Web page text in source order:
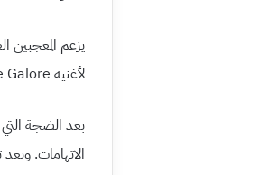
يزعم المعجبين
لأغنية Love Galore للمغنية الأمريكية SZA. لكن لاحظ المعجبين أن جيزيل قالت الكلمة المعنية.
الاتهامات.